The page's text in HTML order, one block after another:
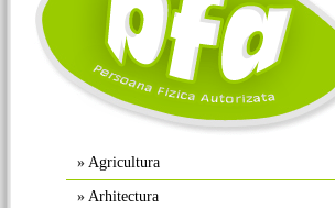
» Agricultura
» Arhitectura